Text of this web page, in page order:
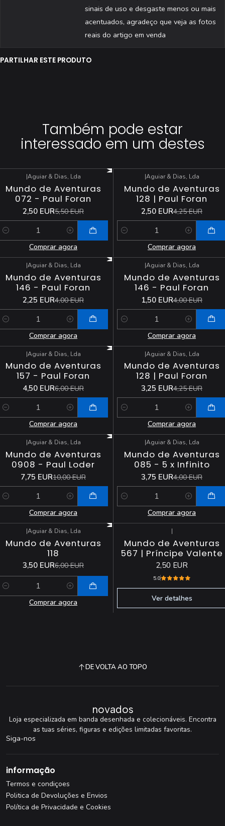
sinais de uso e desgaste menos ou mais
acentuados, agradeço que veja as fotos
reais do artigo em venda
PARTILHAR ESTE PRODUTO
Também pode estar
interessado em um destes
DESCONTO
|Aguiar & Dias, Lda
Mundo de Aventuras
072 - Paul Foran
2,50 EUR5,50 EUR
Comprar agora
DESCONTO
|Aguiar & Dias, Lda
Mundo de Aventuras
128 | Paul Foran
2,50 EUR4,25 EUR
Quantidade
Comprar agora
DESCONTO
|Aguiar & Dias, Lda
Mundo de Aventuras
146 - Paul Foran
2,25 EUR4,00 EUR
Comprar agora
DESCONTO
|Aguiar & Dias, Lda
Mundo de Aventuras
146 - Paul Foran
1,50 EUR4,00 EUR
Quantidade
Comprar agora
DESCONTO
|Aguiar & Dias, Lda
Mundo de Aventuras
157 - Paul Foran
4,50 EUR6,00 EUR
Comprar agora
DESCONTO
|Aguiar & Dias, Lda
Mundo de Aventuras
128 | Paul Foran
3,25 EUR4,25 EUR
Quantidade
Comprar agora
DESCONTO
|Aguiar & Dias, Lda
Mundo de Aventuras
0908 - Paul Loder
7,75 EUR10,00 EUR
Comprar agora
DESCONTO
|Aguiar & Dias, Lda
Mundo de Aventuras
085 - 5 x Infinito
3,75 EUR4,00 EUR
Quantidade
Comprar agora
DESCONTO
|Aguiar & Dias, Lda
Mundo de Aventuras
118
3,50 EUR6,00 EUR
Comprar agora
|
Mundo de Aventuras
567 | Príncipe Valente
2,50 EUR
5.0
Ver detalhes
DE VOLTA AO TOPO
novados
Loja especializada em banda desenhada e colecionáveis. Encontra
as tuas séries, figuras e edições limitadas favoritas.
Siga-nos
informação
Termos e condiçoes
Politica de Devoluções e Envios
Política de Privacidade e Cookies